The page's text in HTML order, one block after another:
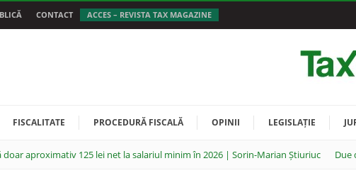
CONTACT ACCES – REVISTA TAX MAGAZINE
FISCALITATE PROCEDURĂ FISCALĂ OPINII LEGISLAȚIE
doar aproximativ 125 lei net la salariul minim în 2026 | Sorin-Marian Știuriuc Due